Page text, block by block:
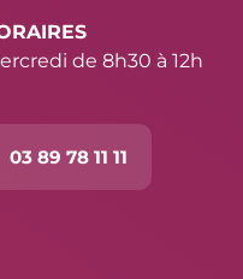
de 8h30 à 12h
03 89 78 11 11